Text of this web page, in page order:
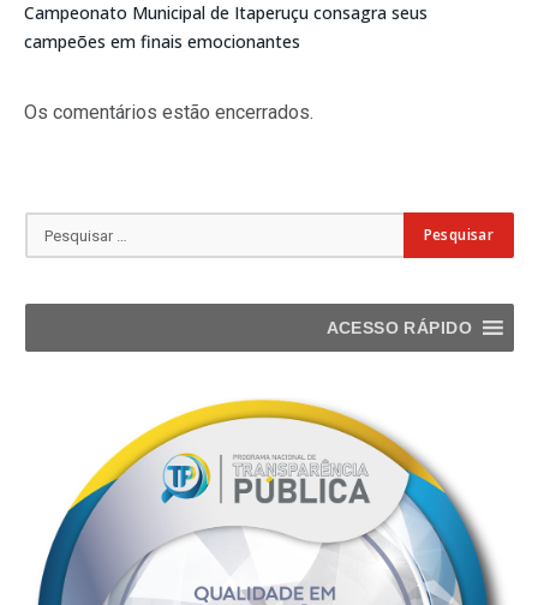
Campeonato Municipal de Itaperuçu consagra seus
campeões em finais emocionantes
Os comentários estão encerrados.
ACESSO RÁPIDO